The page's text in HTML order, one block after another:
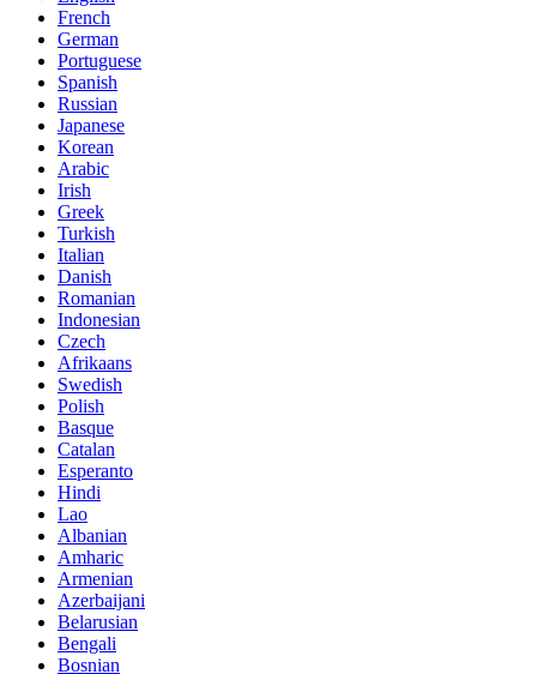
French
German
Portuguese
Spanish
Russian
Japanese
Korean
Arabic
Irish
Greek
Turkish
Italian
Danish
Romanian
Indonesian
Czech
Afrikaans
Swedish
Polish
Basque
Catalan
Esperanto
Hindi
Lao
Albanian
Amharic
Armenian
Azerbaijani
Belarusian
Bengali
Bosnian